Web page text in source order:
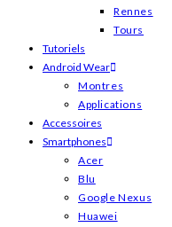
Rennes
Tours
Tutoriels
Android Wear
Montres
Applications
Accessoires
Smartphones
Acer
Blu
Google Nexus
Huawei